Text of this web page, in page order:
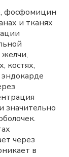
фосфомицин
и тканях
костях,
значительно
через
в